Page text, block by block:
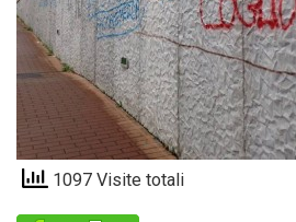
1097 Visite totali